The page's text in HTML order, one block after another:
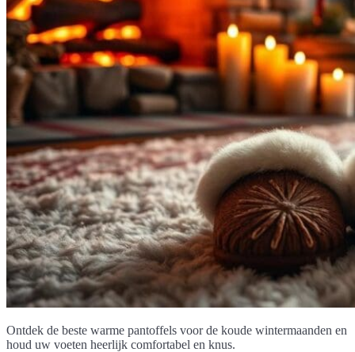
Ontdek de beste warme pantoffels voor de koude wintermaanden en
houd uw voeten heerlijk comfortabel en knus.